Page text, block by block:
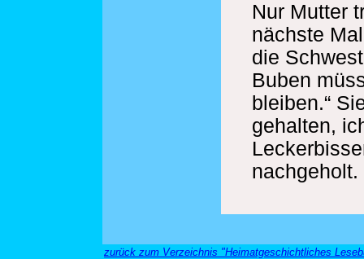
Nur Mutter
nächste
die
Buben
bleiben.“
gehalten,
nachgeholt.
zurück zum Verzeichnis "Heimatgeschichtliches